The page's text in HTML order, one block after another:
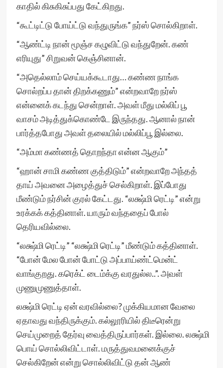
காதில் கிசுகிசுப்பது கேட்கிறது.
“கூட்டிட்டு போய்ட்டு வந்துருங்க” நர்ஸ் சொல்கிறாள்.
“ஆண்ட்டி நான் மூஞ்ச கழுவிட்டு வந்துறேன். கண்
எரியுது” சிறுவன் கெஞ்சினான்.
“அதெல்லாம் செய்யக்கூடாது… கண்ண நாங்க
சொல்றப்ப தான் திறக்கணும்” என்றவாறே நர்ஸ்
என்னைக் கடந்து சென்றாள். அவள் மீது மல்லிப் பூ
வாசம் அடித்துக்கொண்டே இருந்தது. ஆனால் நான்
பார்த்தபோது அவள் தலையில் மல்லிப்பூ இல்லை.
“அம்மா கண்ணத் தொறந்தா என்ன ஆகும்”
“ஹான் சாமி கண்ண குத்திடும்” என்றவாறே அந்தத்
தாய் அவனை அழைத்துச் செல்கிறாள். இப்போது
மீண்டும் நர்சின் குரல் கேட்டது. “லக்ஷ்மி ரெட்டி” என்று
உரக்கக் கத்தினாள். யாரும் வந்ததைப் போல்
தெரியவில்லை.
“லக்ஷ்மி ரெட்டி” “லக்ஷ்மி ரெட்டி” மீண்டும் கத்தினாள்.
“போன் மேல போன் போட்டு அப்பாய்ண்ட்மென்ட்
வாங்குறது. கரெக்ட் டைம்க்கு வரதுல்ல..”. அவள்
முணுமுணுத்தாள்.
லக்ஷ்மி ரெட்டி ஏன் வரவில்லை? முக்கியமான வேலை
ஏதாவது வந்திருக்கும். கல்லூரியில் திடீரென்று
செய்முறைத் தேர்வு வைத்திருப்பார்கள். இல்லை. லக்ஷ்மி
பொய் சொல்லிவிட்டாள். மருத்துவமனைக்குச்
செல்கிறேன் என்று சொல்லிவிட்டு தன் ஆண்